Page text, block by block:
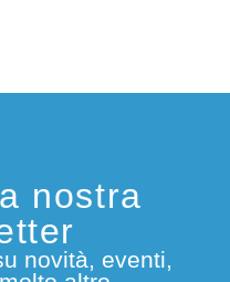
nostra
novità, eventi,